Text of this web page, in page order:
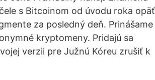
s Bitcoinom od úvodu roka opäť
za posledný deň. Prinášame
kryptomeny. Pridajú sa
verzii pre Južnú Kóreu zrušiť k